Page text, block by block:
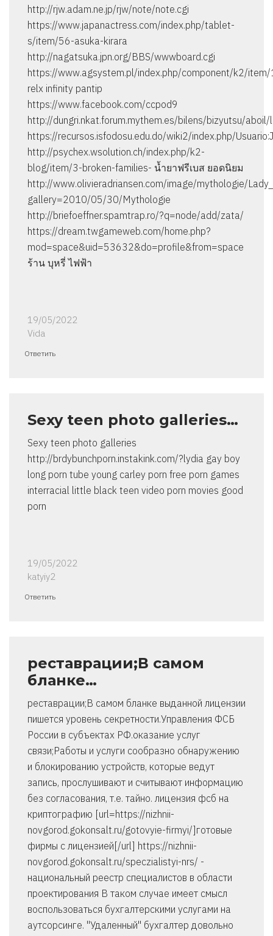
http://rjw.adam.ne.jp/rjw/note/note.cgi
https://www.japanactress.com/index.php/tablet-
s/item/56-asuka-kirara
http://nagatsuka.jpn.org/BBS/wwwboard.cgi
https://www.agsystem.pl/index.php/component/k2/
relx infinity pantip
https://www.facebook.com/ccpod9
http://dungri.nkat.forum.mythem.es/bilens/bizyutsu/
https://recursos.isfodosu.edu.do/wiki2/index.php/
http://psychex.wsolution.ch/index.php/k2-
blog/item/3-broken-families- น้ำยาฟรีเบส ยอดนิยม
http://www.olivieradriansen.com/image/mythologie/
gallery=2010/05/30/Mythologie
http://briefoeffner.spamtrap.ro/?q=node/add/zata/
https://dream.twgameweb.com/home.php?
mod=space&uid=53632&do=profile&from=space
ร้าน บุหรี่ ไฟฟ้า
19/05/2022
Vida
Ответить
Sexy teen photo galleries…
Sexy teen photo galleries
http://brdybunchporn.instakink.com/?lydia gay boy
long porn tube young carley porn free porn games
interracial little black teen video porn movies good
porn
19/05/2022
katyiy2
Ответить
реставрации;В самом
бланке…
реставрации;В самом бланке выданной лицензии
пишется уровень секретности.Управления ФСБ
России в субъектах РФ.оказание услуг
связи;Работы и услуги сообразно обнаружению
и блокированию устройств, которые ведут
запись, прослушивают и считывают информацию
без согласования, т.е. тайно. лицензия фсб на
криптографию [url=https://nizhnii-
novgorod.gokonsalt.ru/gotovyie-firmyi/]готовые
фирмы с лицензией[/url] https://nizhnii-
novgorod.gokonsalt.ru/speczialistyi-nrs/ -
национальный реестр специалистов в области
проектирования В таком случае имеет смысл
воспользоваться бухгалтерскими услугами на
аутсорсинге. "Удаленный" бухгалтер довольно